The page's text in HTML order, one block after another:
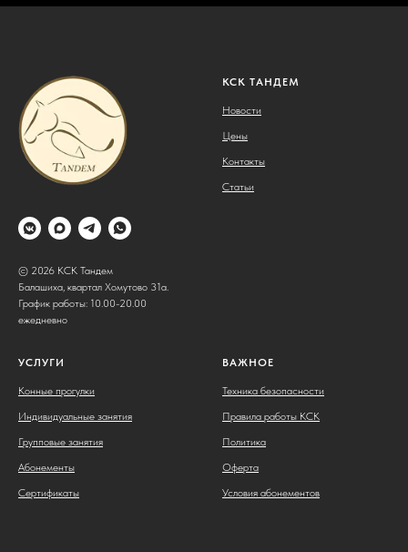
© 2026 КСК Тандем
Балашиха, квартал Хомутово 31а.
График работы: 10.00-20.00
ежедневно
КСК ТАНДЕМ
Новости
Цены
Контакты
Статьи
УСЛУГИ
Конные прогулки
Индивидуальные занятия
Групповые занятия
Абонементы
Сертификаты
ВАЖНОЕ
Техника безопасности
Правила работы КСК
Политика
Оферта
Условия абонементов